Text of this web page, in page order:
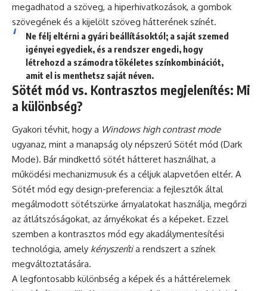
megadhatod a szöveg, a hiperhivatkozások, a gombok
szövegének és a kijelölt szöveg hátterének színét.
Ne félj eltérni a gyári beállításoktól; a saját szemed
igényei egyediek, és a rendszer engedi, hogy
létrehozd a számodra tökéletes színkombinációt,
amit el is menthetsz saját néven.
Sötét mód vs. Kontrasztos megjelenítés: Mi
a különbség?
Gyakori tévhit, hogy a Windows high contrast mode
ugyanaz, mint a manapság oly népszerű Sötét mód (Dark
Mode). Bár mindkettő sötét hátteret használhat, a
működési mechanizmusuk és a céljuk alapvetően eltér. A
Sötét mód egy design-preferencia: a fejlesztők által
megálmodott sötétszürke árnyalatokat használja, megőrzi
az átlátszóságokat, az árnyékokat és a képeket. Ezzel
szemben a kontrasztos mód egy akadálymentesítési
technológia, amely kényszerítia rendszert a színek
megváltoztatására.
A legfontosabb különbség a képek és a háttérelemek